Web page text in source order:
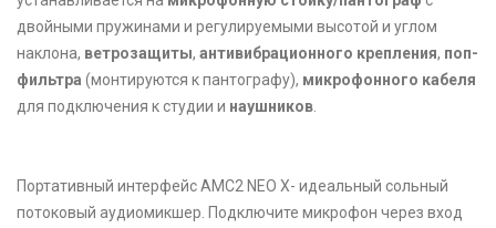
двойными пружинами и регулируемыми высотой и углом
наклона, ветрозащиты, антивибрационного крепления, поп-
фильтра (монтируются к пантографу), микрофонного кабеля
для подключения к студии и наушников
Портативный интерфейс AMC2 NEO X- идеальный сольный
потоковый аудиомикшер. Подключите микрофон через вход